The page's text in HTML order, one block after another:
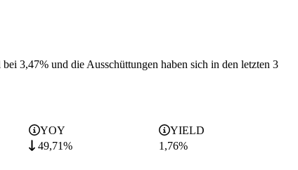
3,47% und die Ausschüttungen haben sich in den letzten 3
YOY
YIELD
49,71% 1,76%